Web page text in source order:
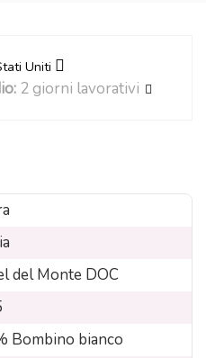
Uniti
2 giorni lavorativi
del Monte DOC
Bombino bianco